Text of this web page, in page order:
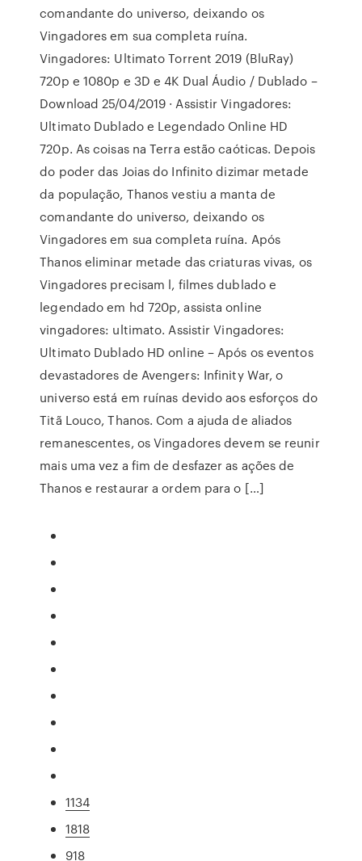
comandante do universo, deixando os
Vingadores em sua completa ruína.
Vingadores: Ultimato Torrent 2019 (BluRay)
720p e 1080p e 3D e 4K Dual Áudio / Dublado –
Download 25/04/2019 · Assistir Vingadores:
Ultimato Dublado e Legendado Online HD
720p. As coisas na Terra estão caóticas. Depois
do poder das Joias do Infinito dizimar metade
da população, Thanos vestiu a manta de
comandante do universo, deixando os
Vingadores em sua completa ruína. Após
Thanos eliminar metade das criaturas vivas, os
Vingadores precisam l, filmes dublado e
legendado em hd 720p, assista online
vingadores: ultimato. Assistir Vingadores:
Ultimato Dublado HD online – Após os eventos
devastadores de Avengers: Infinity War, o
universo está em ruínas devido aos esforços do
Titã Louco, Thanos. Com a ajuda de aliados
remanescentes, os Vingadores devem se reunir
mais uma vez a fim de desfazer as ações de
Thanos e restaurar a ordem para o […]
1134
1818
918